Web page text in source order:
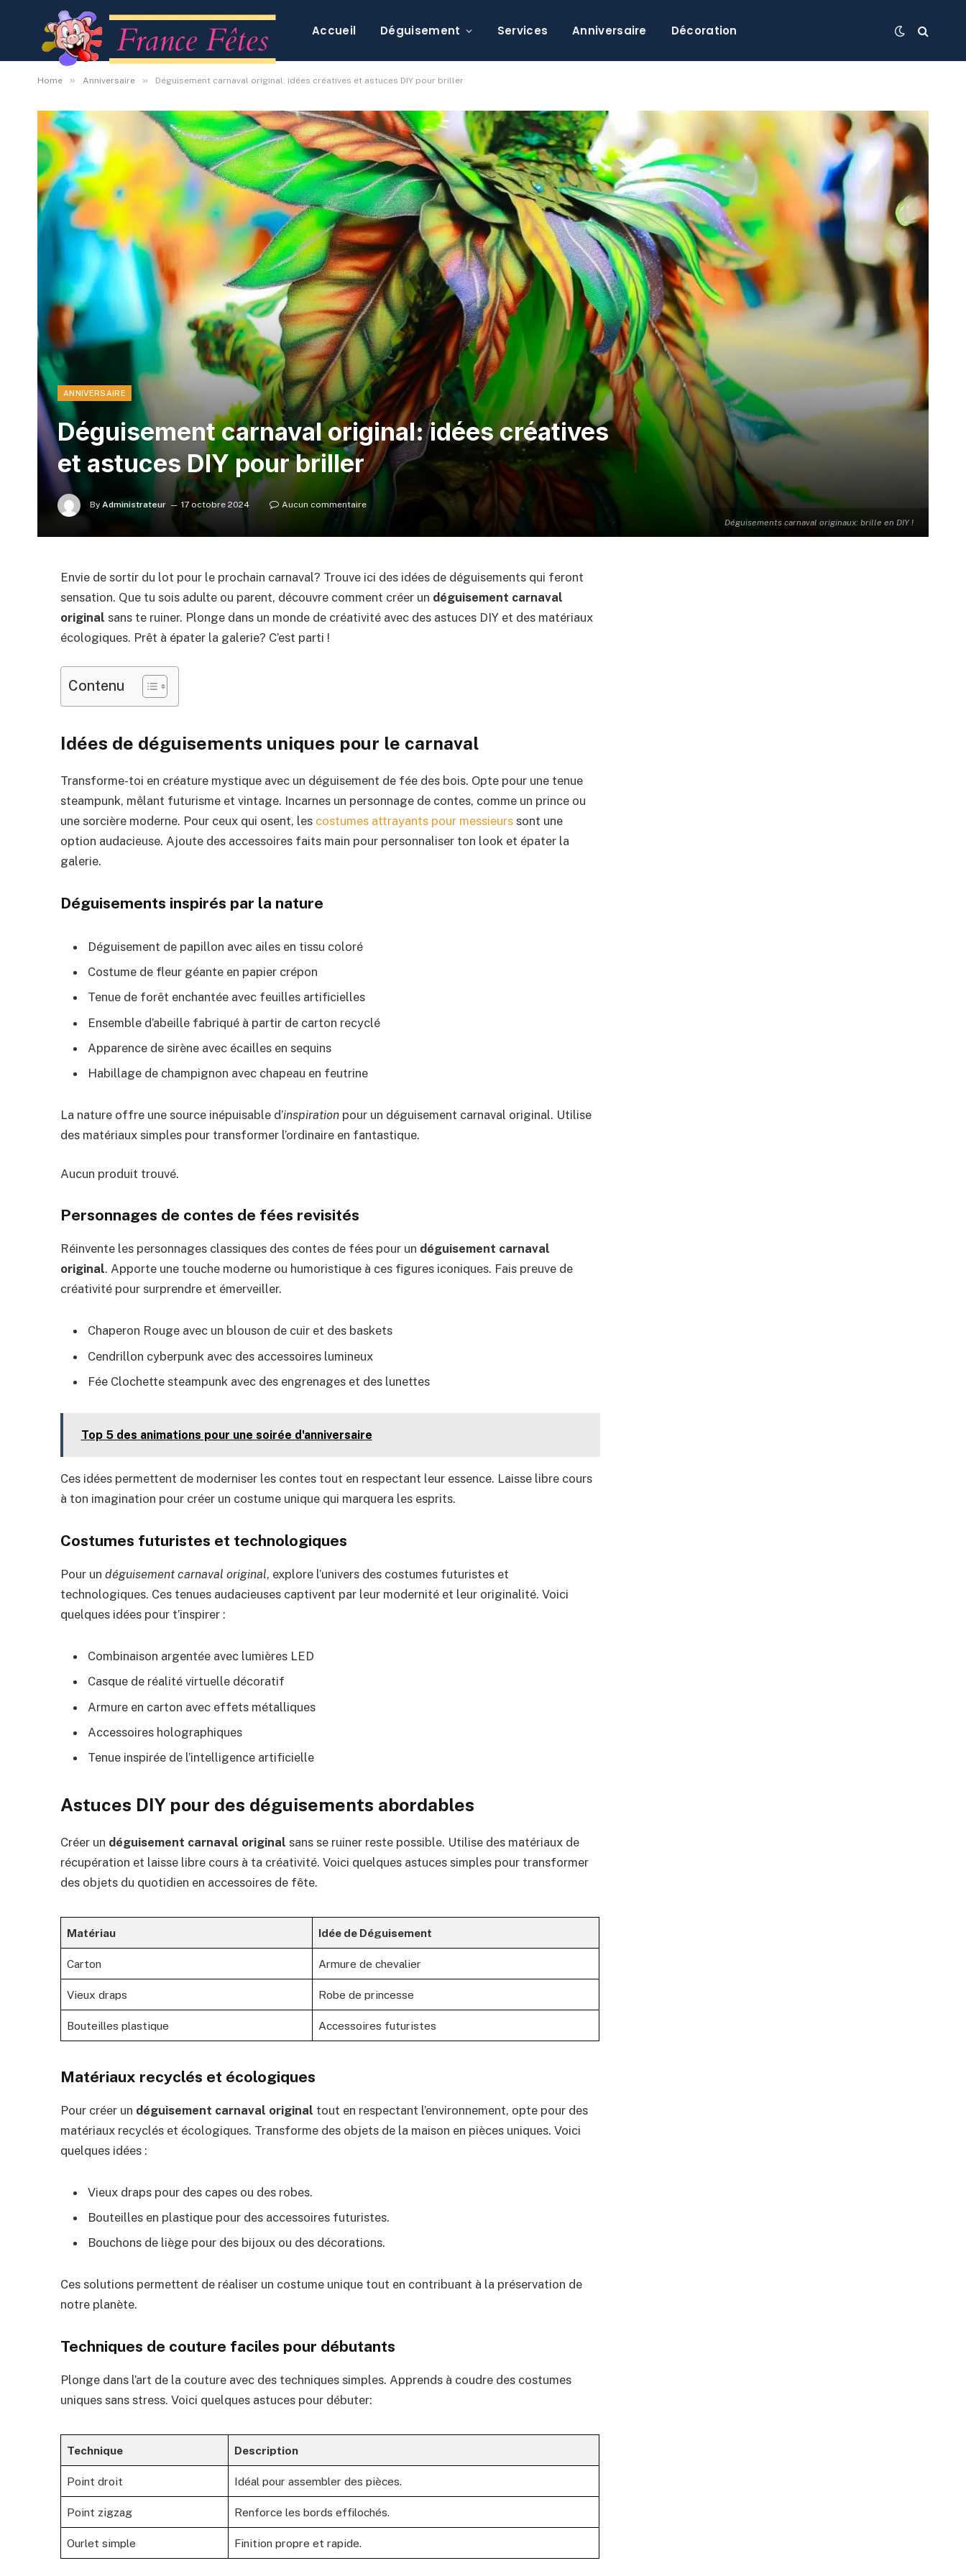
Accueil Déguisement Services Anniversaire Décoration
Home » Anniversaire » Déguisement carnaval original: idées créatives et astuces DIY pour briller
Déguisements carnaval originaux: brille en DIY !
ANNIVERSAIRE
Déguisement carnaval original: idées créatives
et astuces DIY pour briller
By Administrateur 17 octobre 2024 Aucun commentaire
Envie de sortir du lot pour le prochain carnaval? Trouve ici des idées de déguisements qui feront
sensation. Que tu sois adulte ou parent, découvre comment créer un déguisement carnaval
original sans te ruiner. Plonge dans un monde de créativité avec des astuces DIY et des matériaux
écologiques. Prêt à épater la galerie? C’est parti !
Contenu
Idées de déguisements uniques pour le carnaval
Transforme-toi en créature mystique avec un déguisement de fée des bois. Opte pour une tenue
steampunk, mêlant futurisme et vintage. Incarnes un personnage de contes, comme un prince ou
une sorcière moderne. Pour ceux qui osent, les costumes attrayants pour messieurs sont une
option audacieuse. Ajoute des accessoires faits main pour personnaliser ton look et épater la
galerie.
Déguisements inspirés par la nature
Déguisement de papillon avec ailes en tissu coloré
Costume de fleur géante en papier crépon
Tenue de forêt enchantée avec feuilles artificielles
Ensemble d’abeille fabriqué à partir de carton recyclé
Apparence de sirène avec écailles en sequins
Habillage de champignon avec chapeau en feutrine
La nature offre une source inépuisable d’inspiration pour un déguisement carnaval original. Utilise
des matériaux simples pour transformer l’ordinaire en fantastique.
Aucun produit trouvé.
Personnages de contes de fées revisités
Réinvente les personnages classiques des contes de fées pour un déguisement carnaval
original. Apporte une touche moderne ou humoristique à ces figures iconiques. Fais preuve de
créativité pour surprendre et émerveiller.
Chaperon Rouge avec un blouson de cuir et des baskets
Cendrillon cyberpunk avec des accessoires lumineux
Fée Clochette steampunk avec des engrenages et des lunettes
Top 5 des animations pour une soirée d'anniversaire
Ces idées permettent de moderniser les contes tout en respectant leur essence. Laisse libre cours
à ton imagination pour créer un costume unique qui marquera les esprits.
Costumes futuristes et technologiques
Pour undéguisement carnaval original, explore l’univers des costumes futuristes et
technologiques. Ces tenues audacieuses captivent par leur modernité et leur originalité. Voici
quelques idées pour t’inspirer :
Combinaison argentée avec lumières LED
Casque de réalité virtuelle décoratif
Armure en carton avec effets métalliques
Accessoires holographiques
Tenue inspirée de l’intelligence artificielle
Astuces DIY pour des déguisements abordables
Créer un déguisement carnaval original sans se ruiner reste possible. Utilise des matériaux de
récupération et laisse libre cours à ta créativité. Voici quelques astuces simples pour transformer
des objets du quotidien en accessoires de fête.
Matériau Idée de Déguisement
Carton Armure de chevalier
Vieux draps Robe de princesse
Bouteilles plastique Accessoires futuristes
Matériaux recyclés et écologiques
Pour créer un déguisement carnaval original tout en respectant l’environnement, opte pour des
matériaux recyclés et écologiques. Transforme des objets de la maison en pièces uniques. Voici
quelques idées :
Vieux draps pour des capes ou des robes.
Bouteilles en plastique pour des accessoires futuristes.
Bouchons de liège pour des bijoux ou des décorations.
Ces solutions permettent de réaliser un costume unique tout en contribuant à la préservation de
notre planète.
Techniques de couture faciles pour débutants
Plonge dans l’art de la couture avec des techniques simples. Apprends à coudre des costumes
uniques sans stress. Voici quelques astuces pour débuter:
Technique Description
Point droit Idéal pour assembler des pièces.
Point zigzag Renforce les bords effilochés.
Ourlet simple Finition propre et rapide.